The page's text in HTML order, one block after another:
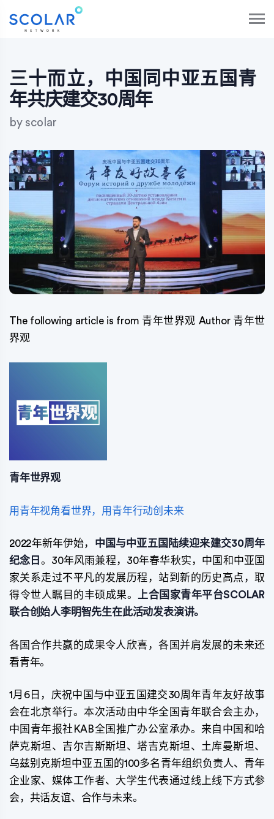
三十而立，中国同中亚五国青
年共庆建交30周年
by scolar
The following article is from 青年世界观 Author 青年世
界观
青年世界观
用青年视角看世界，用青年行动创未来
2022年新年伊始， 中国与中亚五国陆续迎来建交30周年
纪念日 。30年风雨兼程，30年春华秋实，中国和中亚国
家关系走过不平凡的发展历程，站到新的历史高点，取
得令世人瞩目的丰硕成果。
上合国家青年平台SCOLAR
联合创始人李明智先生在此活动发表演讲。
各国合作共赢的成果令人欣喜，各国并肩发展的未来还
看青年。
1月6日，庆祝中国与中亚五国建交30周年青年友好故事
会在北京举行。本次活动由中华全国青年联合会主办，
中国青年报社KAB全国推广办公室承办。来自中国和哈
萨克斯坦、吉尔吉斯斯坦、塔吉克斯坦、土库曼斯坦、
乌兹别克斯坦中亚五国的100多名青年组织负责人、青年
企业家、媒体工作者、大学生代表通过线上线下方式参
会，共话友谊、合作与未来。